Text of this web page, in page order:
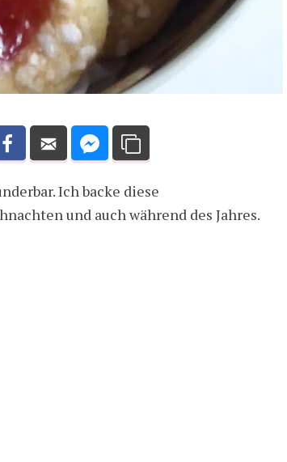
Ich backe diese
und auch während des Jahres.